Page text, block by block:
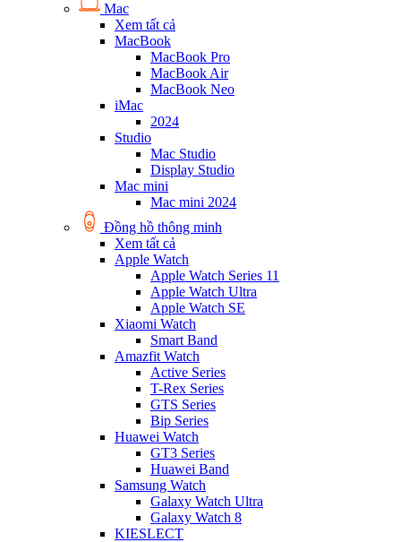
Mac
Xem tất cả
MacBook
MacBook Pro
MacBook Air
MacBook Neo
iMac
2024
Studio
Mac Studio
Display Studio
Mac mini
Mac mini 2024
Đồng hồ thông minh
Xem tất cả
Apple Watch
Apple Watch Series 11
Apple Watch Ultra
Apple Watch SE
Xiaomi Watch
Smart Band
Amazfit Watch
Active Series
T-Rex Series
GTS Series
Bip Series
Huawei Watch
GT3 Series
Huawei Band
Samsung Watch
Galaxy Watch Ultra
Galaxy Watch 8
KIESLECT